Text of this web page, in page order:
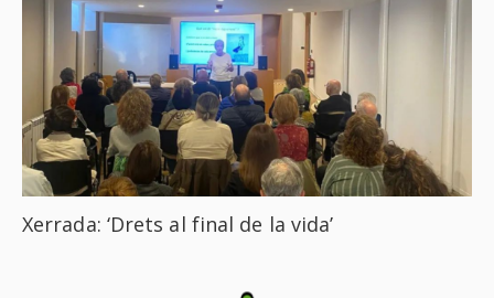
Xerrada: ‘Drets al final de la vida’